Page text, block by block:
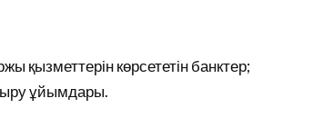
қызметтерін көрсететін банктер;
ұйымдары.